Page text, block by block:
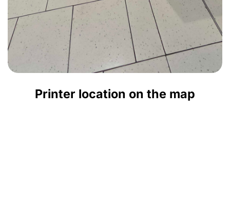
Printer location on the map